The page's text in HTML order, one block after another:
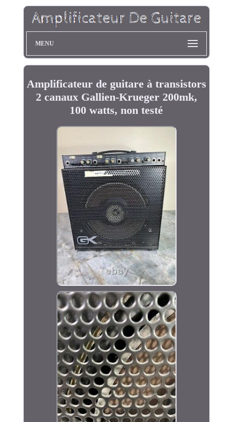
MENU
Amplificateur de guitare à transistors
2 canaux Gallien-Krueger 200mk,
100 watts, non testé